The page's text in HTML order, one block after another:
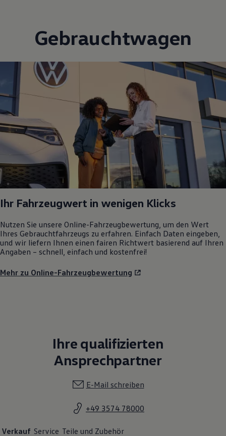
Gebrauchtwagen
Ihr Fahrzeugwert in wenigen Klicks
Nutzen Sie unsere Online-Fahrzeugbewertung, um den Wert
Ihres Gebrauchtfahrzeugs zu erfahren. Einfach Daten eingeben,
und wir liefern Ihnen einen fairen Richtwert basierend auf Ihren
Angaben – schnell, einfach und kostenfrei!
Mehr zu Online-Fahrzeugbewertung
Ihre qualifizierten
Ansprechpartner
E-Mail schreiben
+49 3574 78000
Verkauf Service Teile und Zubehör